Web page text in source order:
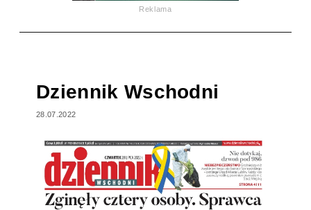
Reklama
Dziennik Wschodni
28.07.2022